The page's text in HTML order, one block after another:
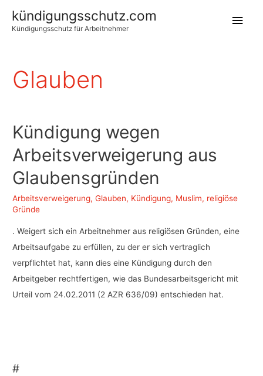
kündigungsschutz.com
Kündigungsschutz für Arbeitnehmer
Glauben
Kündigung wegen
Arbeitsverweigerung aus
Glaubensgründen
Arbeitsverweigerung,Glauben, Kündigung, Muslim, religiöse
Gründe
. Weigert sich ein Arbeitnehmer aus religiösen Gründen, eine
Arbeitsaufgabe zu erfüllen, zu der er sich vertraglich
verpflichtet hat, kann dies eine Kündigung durch den
Arbeitgeber rechtfertigen, wie das Bundesarbeitsgericht mit
Urteil vom 24.02.2011 (2 AZR 636/09) entschieden hat.
#